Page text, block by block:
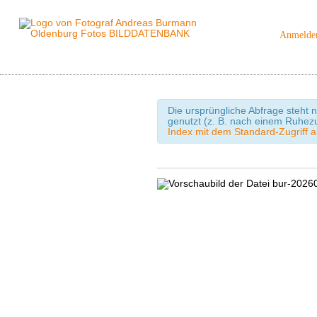
Die ursprüngliche Abfrage steht
genutzt (z. B. nach einem
Index mit dem Standard-Zugriff